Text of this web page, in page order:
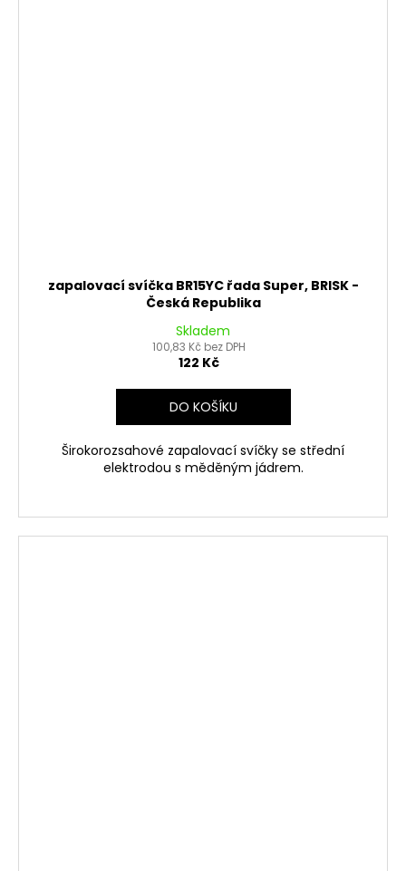
zapalovací svíčka BR15YC řada Super, BRISK -
Česká Republika
Skladem
100,83 Kč bez DPH
122 Kč
DO KOŠÍKU
Širokorozsahové zapalovací svíčky se střední
elektrodou s měděným jádrem.